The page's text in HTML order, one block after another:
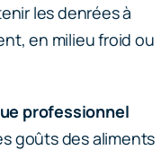
les denrées à
en milieu froid ou
professionnel
goûts des aliments